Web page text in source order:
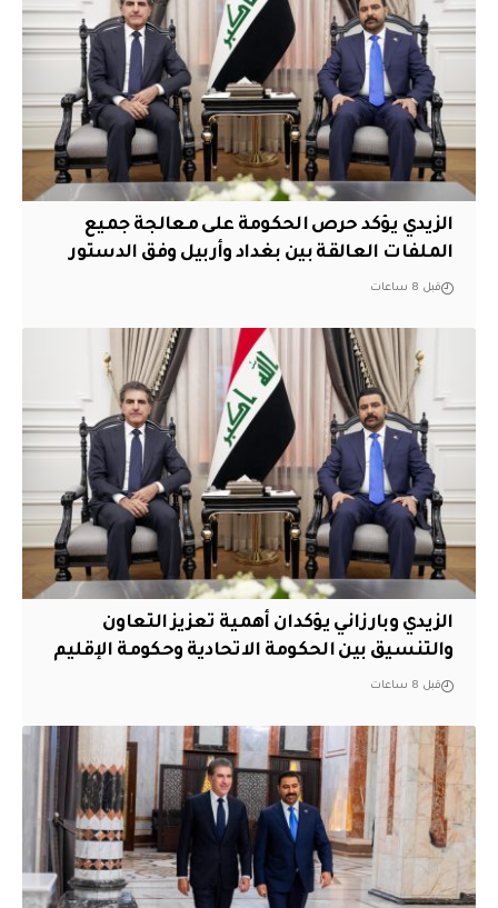
الزيدي يؤكد حرص الحكومة على معالجة جميع
الملفات العالقة بين بغداد وأربيل وفق الدستور
قبل 8 ساعات
الزيدي وبارزاني يؤكدان أهمية تعزيز التعاون
والتنسيق بين الحكومة الاتحادية وحكومة الإقليم
قبل 8 ساعات